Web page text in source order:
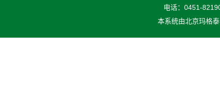
电话：0451-
本系统由北京玛格